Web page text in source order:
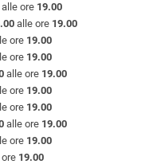
alle ore 19.00
alle ore 19.00
ore 19.00
ore 19.00
alle ore 19.00
ore 19.00
ore 19.00
alle ore 19.00
ore 19.00
19.00